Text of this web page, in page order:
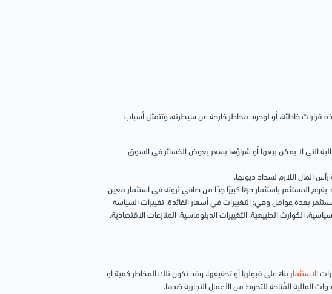
قرارات خاطئة، أو لوجود مخاطر خارجة عن سيطرته، وتتمثل أسباب
التي لا يمكن بيعها أو شراؤها بسعر يعوض الخسائر في السوق
المال اللازم لسداد ديونها.
المستثمر باستثمار جزءًا كبيرًا جدًا من صافي ثروته في استثمار معين.
بعدة عوامل وهي: التغييرات في أسعار الفائدة، تغييرات السياسة
الكوارث الطبيعية، التغييرات الدبلوماسية، المنازعات الاقتصادية.
الاستثمار بناءً على قبولها أو تخفيفها، وقد تكون تلك المخاطر كمية أو
المالية المُتاحة للتحوط من الأعمال التجارية ضدها.